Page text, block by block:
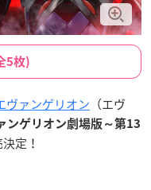
5枚)
ヴァンゲリオン （エヴ
ンゲリオン劇場版～第13
定！